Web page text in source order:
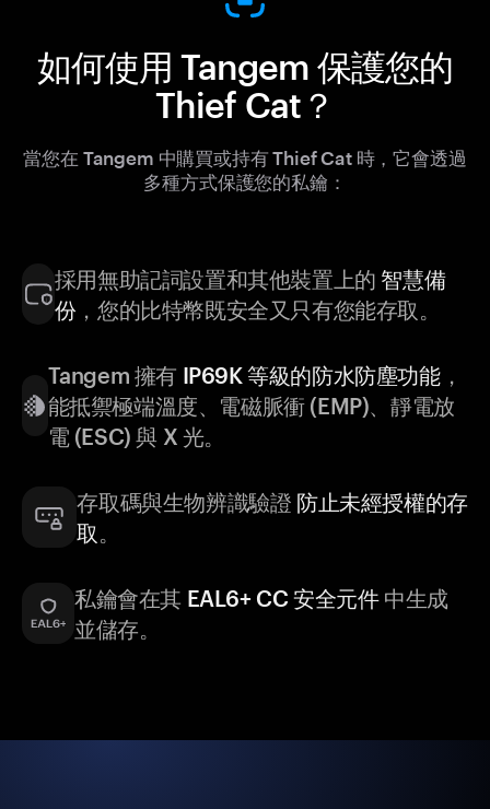
如何使用 Tangem 保護您的
Thief Cat？
當您在 Tangem 中購買或持有 Thief Cat 時，它會透過
多種方式保護您的私鑰：
採用無助記詞設置和其他裝置上的 智慧備
份，您的比特幣既安全又只有您能存取。
Tangem 擁有 IP69K 等級的防水防塵功能，
能抵禦極端溫度、電磁脈衝 (EMP)、靜電放
電 (ESC) 與 X 光。
存取碼與生物辨識驗證 防止未經授權的存
取 。
私鑰會在其 EAL6+ CC 安全元件中生成
並儲存。